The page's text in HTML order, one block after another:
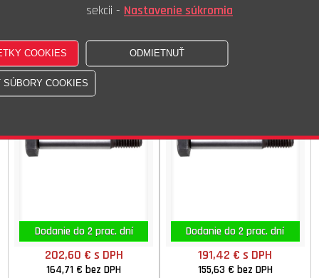
Kúpiť 100ks
M16x065
DIN 610 ISO STN 021112.50
Dodanie do 2 prac. dní
202,60 € s DPH
164,71 €bez DPH
DIN 610 ISO STN 021112.50
Dodanie do 2 prac. dní
191,42 €s DPH
155,63 € bez DPH
sekcii - Nastavenie súkromia